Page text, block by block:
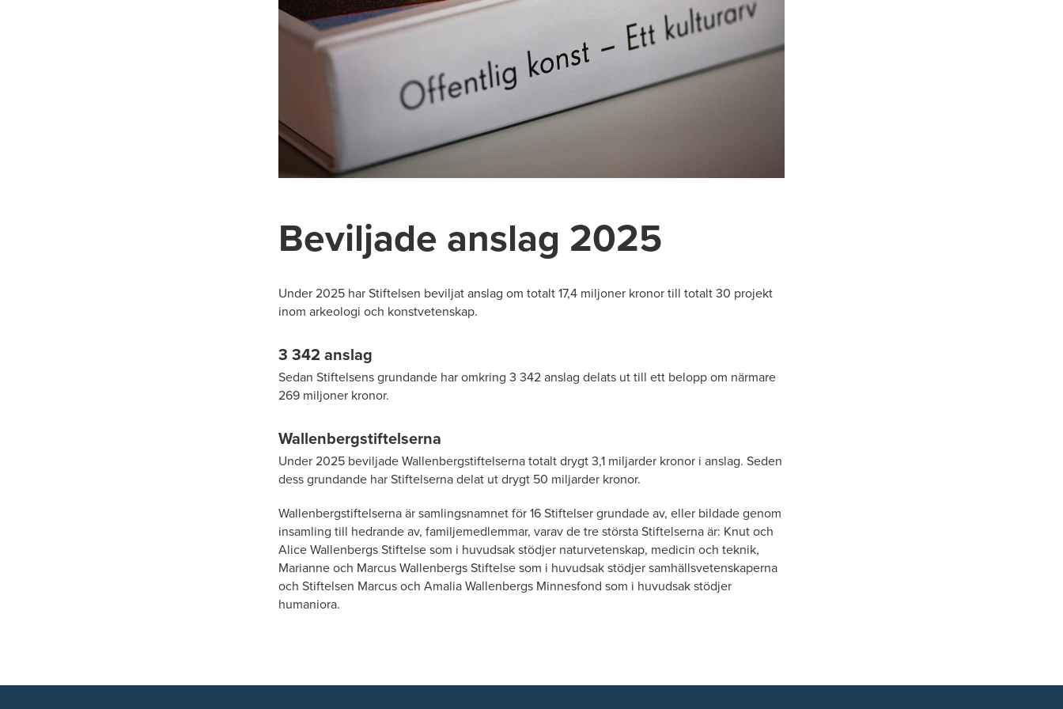
Beviljade anslag 2025
Under 2025 har Stiftelsen beviljat anslag om totalt 17,4 miljoner kronor till totalt 30 projekt
inom arkeologi och konstvetenskap.
3 342 anslag
Sedan Stiftelsens grundande har omkring 3 342 anslag delats ut till ett belopp om närmare
269 miljoner kronor.
Wallenbergstiftelserna
Under 2025 beviljade Wallenbergstiftelserna totalt drygt 3,1 miljarder kronor i anslag. Seden
dess grundande har Stiftelserna delat ut drygt 50 miljarder kronor.
Wallenbergstiftelserna är samlingsnamnet för 16 Stiftelser grundade av, eller bildade genom
insamling till hedrande av, familjemedlemmar, varav de tre största Stiftelserna är: Knut och
Alice Wallenbergs Stiftelse som i huvudsak stödjer naturvetenskap, medicin och teknik,
Marianne och Marcus Wallenbergs Stiftelse som i huvudsak stödjer samhällsvetenskaperna
och Stiftelsen Marcus och Amalia Wallenbergs Minnesfond som i huvudsak stödjer
humaniora.